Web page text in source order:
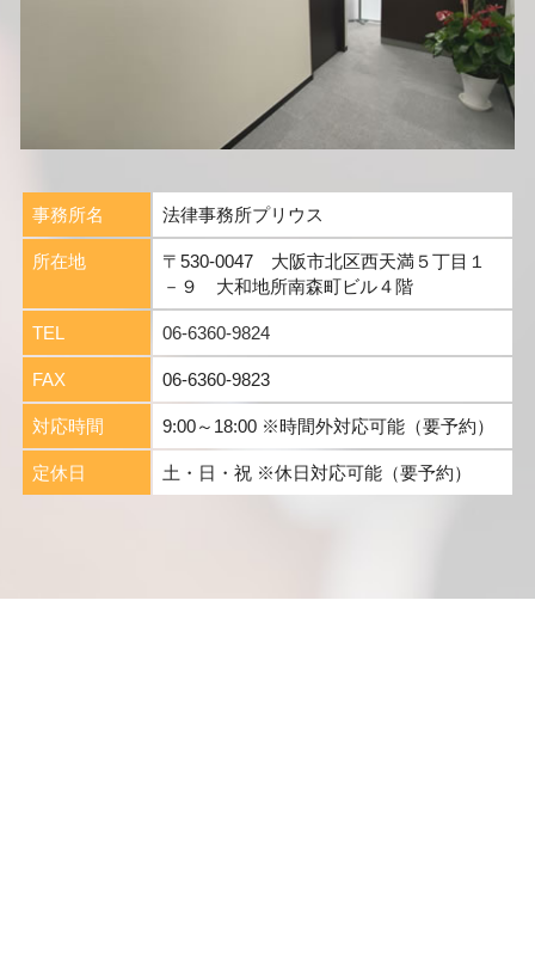
事務所名 法律事務所プリウス
所在地
〒530-0047 大阪市北区西天満５丁目１
－９ 大和地所南森町ビル４階
TEL 06-6360-9824
FAX 06-6360-9823
対応時間 9:00～18:00 ※時間外対応可能（要予約）
定休日 土・日・祝 ※休日対応可能（要予約）